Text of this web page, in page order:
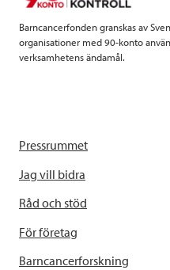
k
Barncancerfonden granskas av
organisationer med 90-konto
verksamhetens ändamål.
Pressrummet
Jag vill bidra
Råd och stöd
För företag
Barncancerforskning